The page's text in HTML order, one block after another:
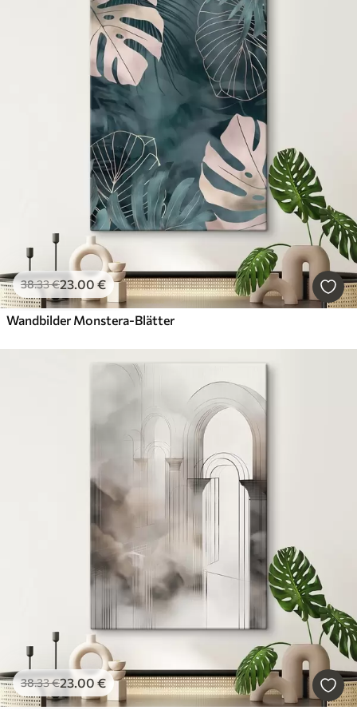
38.33€23.00 €
Wandbilder Monstera-Blätter
38.33€23.00 €